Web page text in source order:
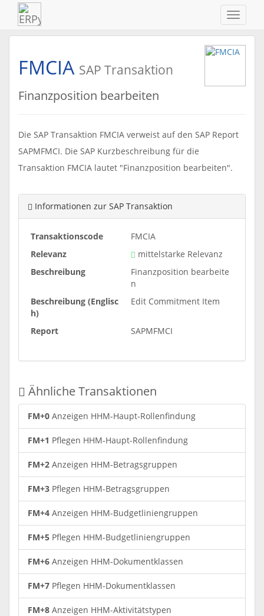
ein-/
FMCIA SAP Transaktion
Finanzposition bearbeiten
Die SAP Transaktion FMCIA verweist auf den SAP Report
SAPMFMCI. Die SAP Kurzbeschreibung für die
Transaktion FMCIA lautet "Finanzposition bearbeiten".
Informationen zur SAP Transaktion
Transaktionscode
FMCIA
Relevanz
mittelstarke Relevanz
Beschreibung
Finanzposition bearbeite
n
Beschreibung (Englisc
h)
Edit Commitment Item
Report SAPMFMCI
Ähnliche Transaktionen
FM+0 Anzeigen HHM-Haupt-Rollenfindung
FM+1 Pflegen HHM-Haupt-Rollenfindung
FM+2 Anzeigen HHM-Betragsgruppen
FM+3 Pflegen HHM-Betragsgruppen
FM+4 Anzeigen HHM-Budgetliniengruppen
FM+5 Pflegen HHM-Budgetliniengruppen
FM+6 Anzeigen HHM-Dokumentklassen
FM+7 Pflegen HHM-Dokumentklassen
FM+8 Anzeigen HHM-Aktivitätstypen